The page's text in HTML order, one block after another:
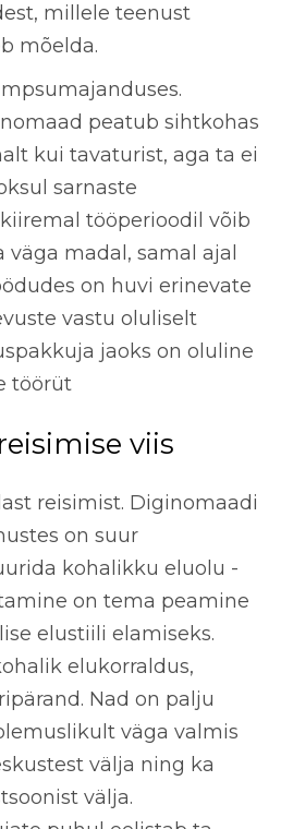
millele teenust
mõelda.
peatub sihtkohas
kui tavaturist, aga ta ei
sarnaste
tööperioodil võib
väga madal, samal ajal
on huvi erinevate
vastu oluliselt
jaoks on oluline
töörüt
viis
reisimist. Diginomaadi
on suur
kohalikku eluolu -
on tema peamine
elustiili elamiseks.
elukorraldus,
Nad on palju
väga valmis
välja ning ka
välja.